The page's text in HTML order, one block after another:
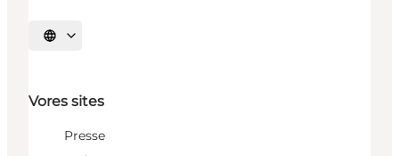
Vælg sprog
Vores sites
Presse